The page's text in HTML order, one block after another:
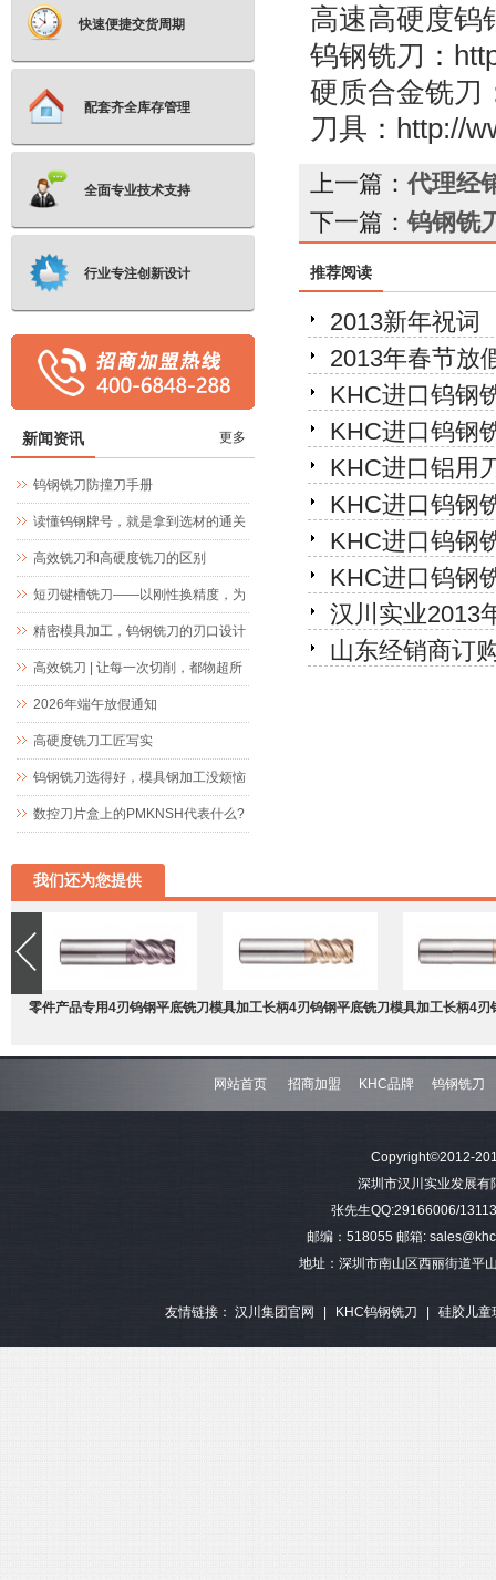
高速高硬度钨
钨钢铣刀 ：
硬质合金铣刀
刀具 ： http://
上一篇： 代理经
下一篇：钨钢铣
推荐阅读
2013新年祝词
2013年春节放
KHC进口钨钢
KHC进口钨钢
KHC进口铝用
KHC进口钨钢
KHC进口钨钢
KHC进口钨钢
汉川实业2013
山东经销商订
快速便捷交货周期
配套齐全库存管理
全面专业技术支持
行业专注创新设计
新闻资讯 更多
钨钢铣刀防撞刀手册
读懂钨钢牌号，就是拿到选材的通关
文牒
高效铣刀和高硬度铣刀的区别
短刃键槽铣刀——以刚性换精度，为
精密键槽加工而生
精密模具加工，钨钢铣刀的刃口设计
究竟藏着什么玄机
高效铣刀 | 让每一次切削，都物超所
值
2026年端午放假通知
高硬度铣刀工匠写实
钨钢铣刀选得好，模具钢加工没烦恼
数控刀片盒上的PMKNSH代表什么?
我们还为您提供
零件产品专用4刃钨钢平底铣刀模具加工长柄4刃钨钢平底铣刀模具加工长柄4刃
钢平底
网站首页 招商加盟 KHC品牌 钨钢铣刀
Copyright©2012-
深圳市汉川实业发展
张先生QQ:29166006/
邮编：518055 邮箱:
地址：深圳市南山区西丽街道平
友情链接： 汉川集团官网 | KHC钨钢铣刀 | 硅胶儿童